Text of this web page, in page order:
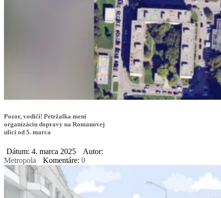
Pozor, vodiči! Petržalka mení
organizáciu dopravy na Romanovej
ulici od 5. marca
Dátum: 4. marca 2025
Autor:
Metropola
Komentáre: 0